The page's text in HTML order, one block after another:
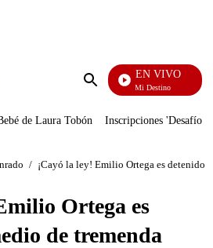
Enviar
EN VIVO
El Juego De Mi Destino
de Laura Tobón Inscripciones 'Desafío'
/ ¡Cayó la ley! Emilio Ortega es detenido
Ortega es
de tremenda